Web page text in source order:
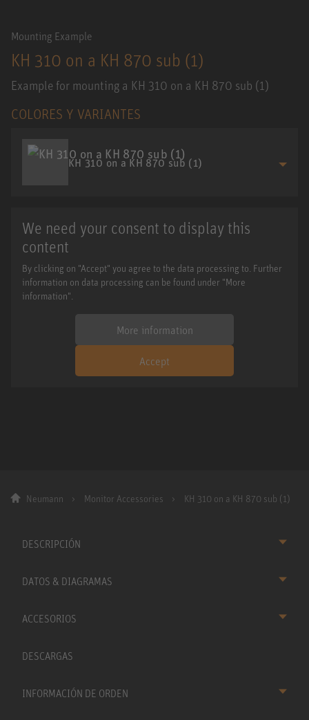
Mounting Example
KH 310 on a KH 870 sub (1)
Example for mounting a KH 310 on a KH 870 sub (1)
COLORES Y VARIANTES
KH 310 on a KH 870 sub (1)
We need your consent to display this
content
By clicking on "Accept" you agree to the data processing to. Further
information on data processing can be found under "More
information".
More information
Accept
Neumann Monitor Accessories KH 310 on a KH 870 sub (1)
DESCRIPCIÓN
DATOS & DIAGRAMAS
ACCESORIOS
DESCARGAS
INFORMACIÓN DE ORDEN